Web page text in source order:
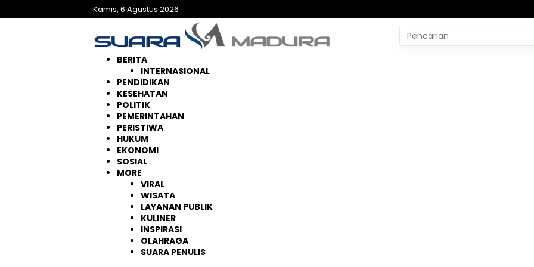
ke
Kamis, 6 Agustus 2026
Pencarian
untuk:
BERITA
INTERNASIONAL
PENDIDIKAN
KESEHATAN
POLITIK
PEMERINTAHAN
PERISTIWA
HUKUM
EKONOMI
SOSIAL
MORE
VIRAL
WISATA
LAYANAN PUBLIK
KULINER
INSPIRASI
OLAHRAGA
SUARA PENULIS